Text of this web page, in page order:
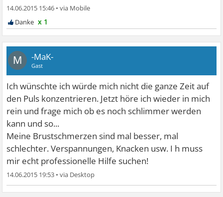
14.06.2015 15:46 •
x 1
M -MaK-
Gast
Ich wünschte ich würde mich nicht die ganze Zeit auf
den Puls konzentrieren. Jetzt höre ich wieder in mich
rein und frage mich ob es noch schlimmer werden
kann und so...
Meine Brustschmerzen sind mal besser, mal
schlechter. Verspannungen, Knacken usw. I h muss
mir echt professionelle Hilfe suchen!
14.06.2015 19:53 •